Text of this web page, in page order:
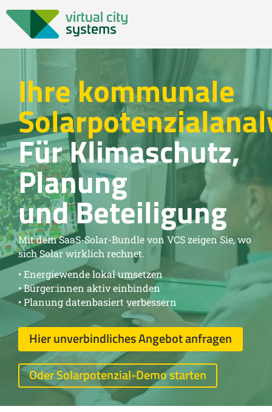
Ihre kommunale
Für Klimaschutz,
Planung
und Beteiligung
Mit dem SaaS-Solar-Bundle von VCS zeigen Sie, wo
sich Solar wirklich rechnet.
• Energiewende lokal umsetzen
• Bürger:innen aktiv einbinden
• Planung datenbasiert verbessern
Hier unverbindliches Angebot anfragen
Oder Solarpotenzial-Demo starten